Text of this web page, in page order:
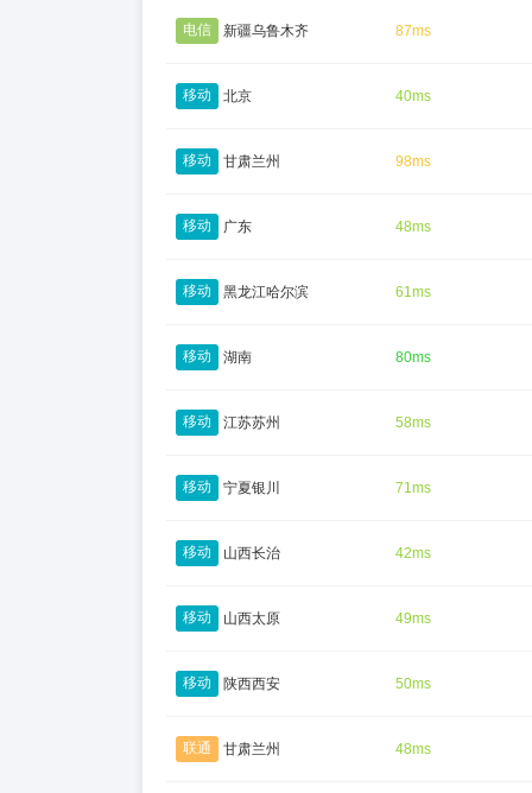
电信 新疆乌鲁木齐 87ms
移动 北京 40ms
移动 甘肃兰州 98ms
移动 广东 48ms
移动 黑龙江哈尔滨 61ms
移动 湖南 80ms
移动 江苏苏州 58ms
移动 宁夏银川 71ms
移动 山西长治 42ms
移动 山西太原 49ms
移动 陕西西安 50ms
联通 甘肃兰州 48ms